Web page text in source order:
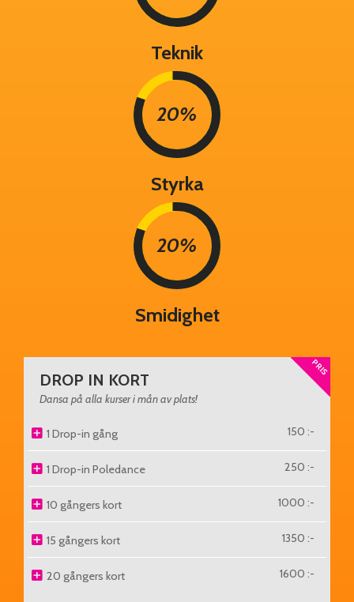
Teknik
20%
Styrka
20%
Smidighet
DROP IN KORT
Dansa på alla kurser i mån av plats!
PRIS
1 Drop-in gång 150 :-
1 Drop-in Poledance 250 :-
10 gångers kort 1000 :-
15 gångers kort 1350 :-
20 gångers kort 1600 :-